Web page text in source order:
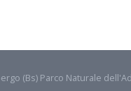
(Bs) Parco Naturale